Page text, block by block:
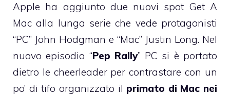
Apple ha aggiunto due nuovi spot Get A
Mac alla lunga serie che vede protagonisti
“PC” John Hodgman e “Mac” Justin Long. Nel
nuovo episodio “Pep Rally” PC si è portato
dietro le cheerleader per contrastare con un
po’ di tifo organizzato il primato di Mac nei